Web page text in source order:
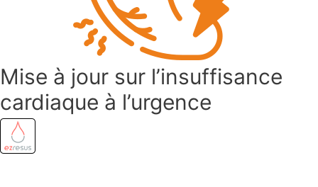
Mise à jour sur l’insuffisance
cardiaque à l’urgence